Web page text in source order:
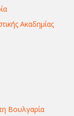
Ακαδημίας
Βουλγαρία